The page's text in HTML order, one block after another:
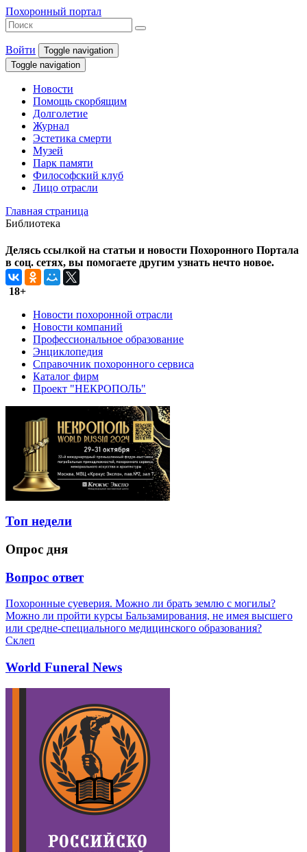
Похоронный портал
Войти
Toggle navigation
Toggle navigation
Новости
Помощь скорбящим
Долголетие
Журнал
Эстетика смерти
Музей
Парк памяти
Философский клуб
Лицо отрасли
Главная страница
Библиотека
Делясь ссылкой на статьи и новости Похоронного Портала
в соц. сетях, вы помогаете другим узнать нечто новое.
18+
Новости похоронной отрасли
Новости компаний
Профессиональное образование
Энциклопедия
Справочник похоронного сервиса
Каталог фирм
Проект "НЕКРОПОЛЬ"
Топ недели
Опрос дня
Вопрос ответ
Похоронные суеверия. Можно ли брать землю с могилы?
Можно ли пройти курсы Бальзамирования, не имея высшего
или средне-специального медицинского образования?
Склеп
World Funeral News